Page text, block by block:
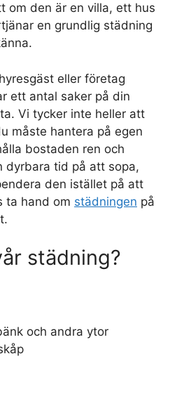
om den är en villa, ett hus
en grundlig städning
eller företag
ett antal saker på din
Vi tycker inte heller att
måste hantera på egen
bostaden ren och
dyrbara tid på att sopa,
den istället på att
ta hand om städningen på
städning?
och andra ytor